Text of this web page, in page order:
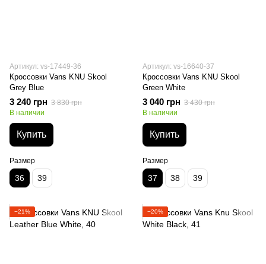
Артикул: vs-17449-36
Кроссовки Vans KNU Skool
Grey Blue
3 240 грн 3 830 грн
В наличии
Купить
Размер
36 39
Артикул: vs-16640-37
Кроссовки Vans KNU Skool
Green White
3 040 грн 3 430 грн
В наличии
Купить
Размер
37 38 39
−21% −20%